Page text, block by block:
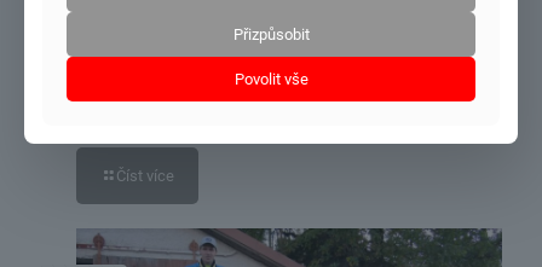
soustředění podzimní Domažlice 26.10.÷30.10.2021
Číst více
Přizpůsobit
Povolit vše